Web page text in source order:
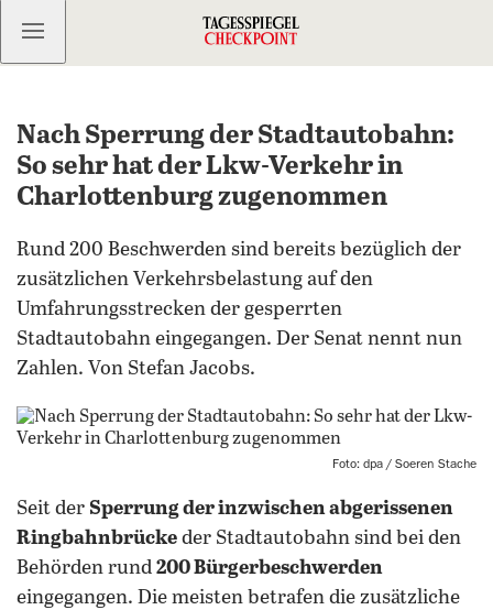
Kostenlos anmelden
Nach Sperrung der Stadtautobahn:
So sehr hat der Lkw-Verkehr in
Charlottenburg zugenommen
Rund 200 Beschwerden sind bereits bezüglich der
zusätzlichen Verkehrsbelastung auf den
Umfahrungsstrecken der gesperrten
Stadtautobahn eingegangen. Der Senat nennt nun
Zahlen. Von Stefan Jacobs.
Foto: dpa / Soeren Stache
Seit der Sperrung der inzwischen abgerissenen
Ringbahnbrücke der Stadtautobahn sind bei den
Behörden rund 200 Bürgerbeschwerden
eingegangen. Die meisten betrafen die zusätzliche